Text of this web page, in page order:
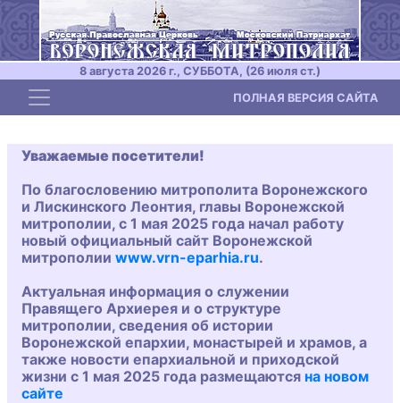
8 августа 2026 г., СУББОТА, (26 июля ст.)
Toggle navigation ПОЛНАЯ ВЕРСИЯ САЙТА
Уважаемые посетители!
По благословению митрополита Воронежского
и Лискинского Леонтия, главы Воронежской
митрополии, с 1 мая 2025 года начал работу
новый официальный сайт Воронежской
митрополии www.vrn-eparhia.ru.
Актуальная информация о служении
Правящего Архиерея и о структуре
митрополии, сведения об истории
Воронежской епархии, монастырей и храмов, а
также новости епархиальной и приходской
жизни с 1 мая 2025 года размещаются на новом
сайте